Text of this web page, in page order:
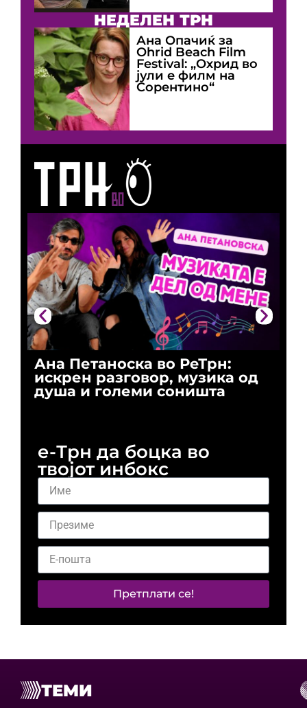
Ана Петаноска во РеТрн:
искрен разговор, музика од
душа и големи соништа
НЕДЕЛЕН ТРН
Ана Опачиќ за
Оhrid Beach Film
Festival: „Охрид во
јули е филм на
Сорентино“
е-Трн да боцка во
твојот инбокс
Претплати се!
ТЕМИ